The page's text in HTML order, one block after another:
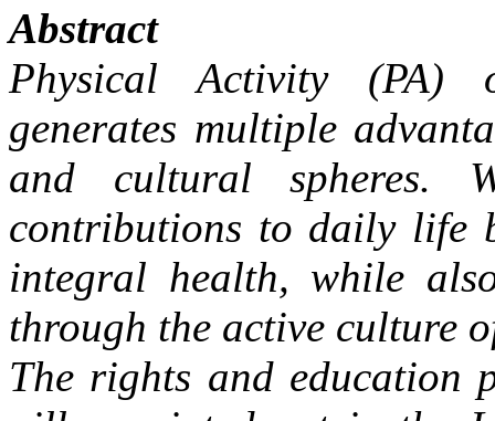
Abstract
Physical Activity (PA)
generates multiple
and cultural spheres.
contributions to daily life
integral health, while
through the active culture
The rights and education